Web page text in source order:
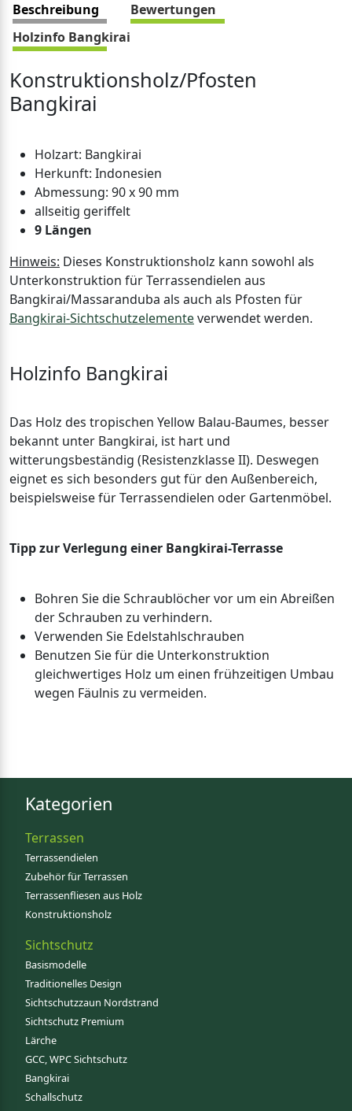
Beschreibung
Bewertungen
Holzinfo Bangkirai
Konstruktionsholz/Pfosten
Bangkirai
Holzart: Bangkirai
Herkunft: Indonesien
Abmessung: 90 x 90 mm
allseitig geriffelt
9 Längen
Hinweis: Dieses Konstruktionsholz kann sowohl als
Unterkonstruktion für Terrassendielen aus
Bangkirai/Massaranduba als auch als Pfosten für
Bangkirai-Sichtschutzelementeverwendet werden.
Holzinfo Bangkirai
Das Holz des tropischen Yellow Balau-Baumes, besser
bekannt unter Bangkirai, ist hart und
witterungsbeständig (Resistenzklasse II). Deswegen
eignet es sich besonders gut für den Außenbereich,
beispielsweise für Terrassendielen oder Gartenmöbel.
Tipp zur Verlegung einer Bangkirai-Terrasse
Bohren Sie die Schraublöcher vor um ein Abreißen
der Schrauben zu verhindern.
Verwenden Sie Edelstahlschrauben
Benutzen Sie für die Unterkonstruktion
gleichwertiges Holz um einen frühzeitigen Umbau
wegen Fäulnis zu vermeiden.
Kategorien
Terrassen
Terrassendielen
Zubehör für Terrassen
Terrassenfliesen aus Holz
Konstruktionsholz
Sichtschutz
Basismodelle
Traditionelles Design
Sichtschutzzaun Nordstrand
Sichtschutz Premium
Lärche
GCC, WPC Sichtschutz
Bangkirai
Schallschutz